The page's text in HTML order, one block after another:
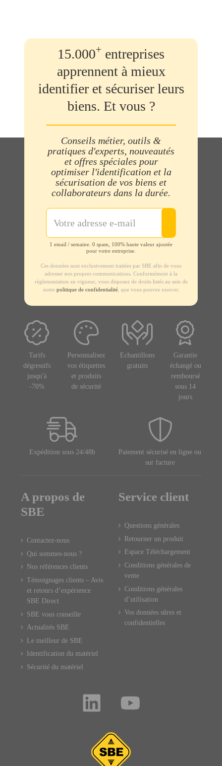
15.000+ entreprises
apprennent à mieux
identifier et sécuriser leurs
biens. Et vous ?
Conseils métier, outils &
pratiques d'experts, nouveautés
et offres spéciales pour
optimiser l'identification et la
sécurisation de vos biens et
collaborateurs dans la durée.
1 email / semaine. 0 spam, 100% haute valeur ajoutée
pour votre entreprise.
Ces données sont exclusivement traitées par SBE afin de vous
adresser nos propres communications. Conformément à la
règlementation en vigueur, vous disposez de droits listés au sein de
notre politique de confidentialité, que vous pouvez exercer.
Tarifs
dégressifs
jusqu'à
-70%
Personnalisez
vos étiquettes
et produits
de sécurité
Echantillons
gratuits
Garantie
échangé ou
remboursé
sous 14
jours
Expédition sous 24/48h
Paiement sécurisé en ligne ou
sur facture
A propos de
SBE
Contactez-nous
Qui sommes-nous ?
Nos références clients
Témoignages clients – Avis
et retours d’expérience
SBE Direct
SBE vous conseille
Actualités SBE
Le meilleur de SBE
Identification du matériel
Sécurité du matériel
Service client
Questions générales
Retourner un produit
Espace Téléchargement
Conditions générales de
vente
Conditions générales
d’utilisation
Vos données sûres et
confidentielles